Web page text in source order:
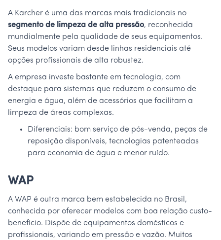
A Karcher é uma das marcas mais tradicionais no
segmento de limpeza de alta pressão, reconhecida
mundialmente pela qualidade de seus equipamentos.
Seus modelos variam desde linhas residenciais até
opções profissionais de alta robustez.
A empresa investe bastante em tecnologia, com
destaque para sistemas que reduzem o consumo de
energia e água, além de acessórios que facilitam a
limpeza de áreas complexas.
Diferenciais: bom serviço de pós-venda, peças de
reposição disponíveis, tecnologias patenteadas
para economia de água e menor ruído.
WAP
A WAP é outra marca bem estabelecida no Brasil,
conhecida por oferecer modelos com boa relação custo-
benefício. Dispõe de equipamentos domésticos e
profissionais, variando em pressão e vazão. Muitos